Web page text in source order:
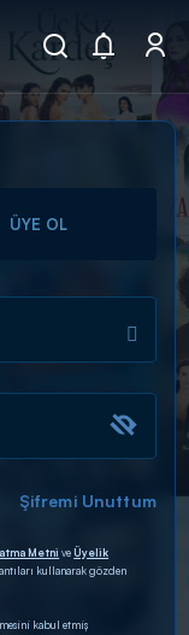
ÜYE OL
Şifremi Unuttum
Metni veÜyelik
kullanarak gözden
kabul etmiş